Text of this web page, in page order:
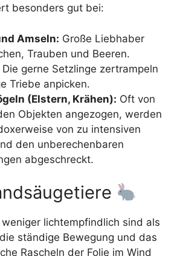
besonders gut bei:
Amseln: Große Liebhaber
Trauben und Beeren.
Die gerne Setzlinge zertrampeln
Triebe anpicken.
(Elstern, Krähen): Oft von
Objekten angezogen, werden
von zu intensiven
den unberechenbaren
abgeschreckt.
lichtempfindlich sind als
ständige Bewegung und das
Rascheln der Folie im Wind